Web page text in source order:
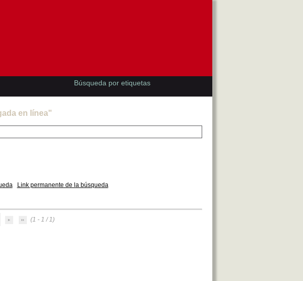
en línea"
Link permanente de la búsqueda
(1 - 1 / 1)
Búsqueda por etiquetas